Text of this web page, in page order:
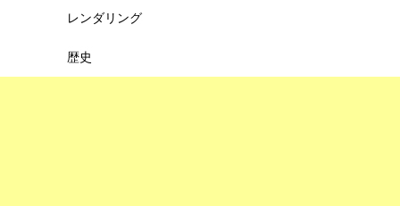
レンダリング
歴史